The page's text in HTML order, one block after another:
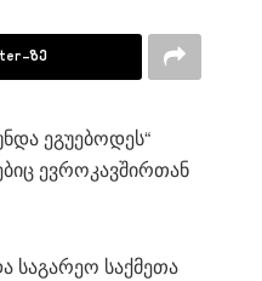
ზე
ეგუებოდეს“
ევროკავშირთან
საგარეო საქმეთა